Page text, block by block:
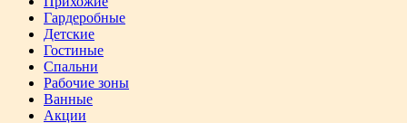
Гардеробные
Детские
Гостиные
Спальни
Рабочие зоны
Ванные
Акции